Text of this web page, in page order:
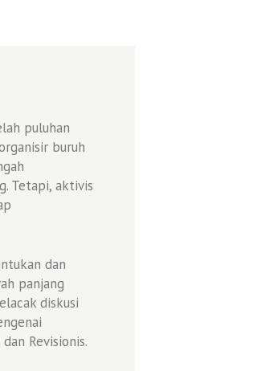
puluhan
buruh
Tetapi, aktivis
dan
panjang
diskusi
Revisionis.